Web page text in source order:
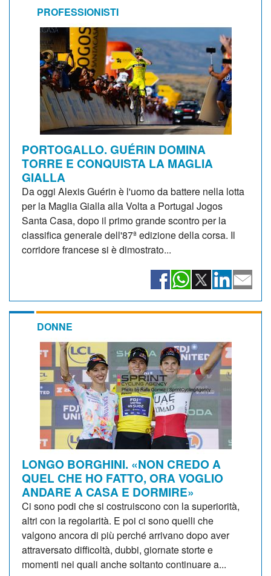
PROFESSIONISTI
PORTOGALLO. GUÉRIN DOMINA
TORRE E CONQUISTA LA MAGLIA
GIALLA
Da oggi Alexis Guérin è l'uomo da battere nella lotta
per la Maglia Gialla alla Volta a Portugal Jogos
Santa Casa, dopo il primo grande scontro per la
classifica generale dell'87ª edizione della corsa. Il
corridore francese si è dimostrato...
DONNE
LONGO BORGHINI. «NON CREDO A
QUEL CHE HO FATTO, ORA VOGLIO
ANDARE A CASA E DORMIRE»
Ci sono podi che si costruiscono con la superiorità,
altri con la regolarità. E poi ci sono quelli che
valgono ancora di più perché arrivano dopo aver
attraversato difficoltà, dubbi, giornate storte e
momenti nei quali anche soltanto continuare a...